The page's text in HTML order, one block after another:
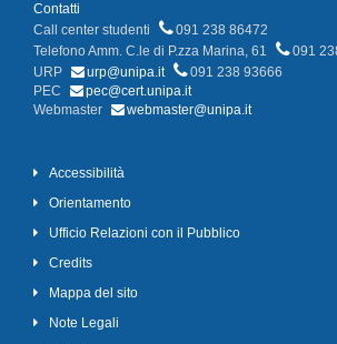
Contatti
Call center studenti
091 238 86472
Telefono Amm. C.le di P.zza Marina, 61
091
URP
urp@unipa.it
091 238 93666
PEC
pec@cert.unipa.it
Webmaster
webmaster@unipa.it
Accessibilità
Orientamento
Ufficio Relazioni con il Pubblico
Credits
Mappa del sito
Note Legali